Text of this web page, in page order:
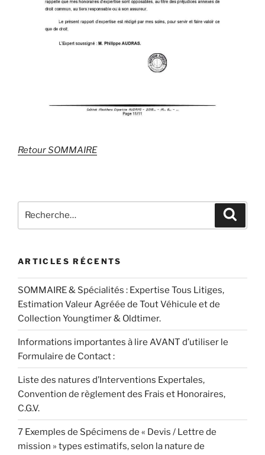
Retour SOMMAIRE
pour
ARTICLES RÉCENTS
SOMMAIRE & Spécialités : Expertise Tous Litiges,
Estimation Valeur Agréée de Tout Véhicule et de
Collection Youngtimer & Oldtimer.
Informations importantes à lire AVANT d’utiliser le
Formulaire de Contact :
Liste des natures d’Interventions Expertales,
Convention de règlement des Frais et Honoraires,
C.G.V.
7 Exemples de Spécimens de « Devis / Lettre de
mission » types estimatifs, selon la nature de